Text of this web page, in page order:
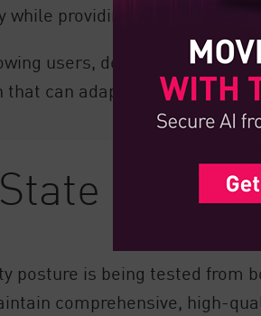
providing SD-WAN
users, devices, and
can adapt to the evolving
of
posture is being tested
comprehensive, high-